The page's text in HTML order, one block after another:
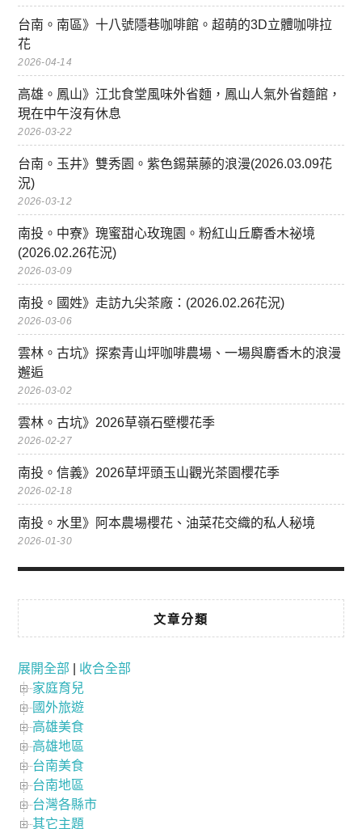
台南。南區》十八號隱巷咖啡館。超萌的3D立體咖啡拉
花
2026-04-14
高雄。鳳山》江北食堂風味外省麵，鳳山人氣外省麵館，
現在中午沒有休息
2026-03-22
台南。玉井》雙秀園。紫色錫葉藤的浪漫(2026.03.09花
況)
2026-03-12
南投。中寮》瑰蜜甜心玫瑰園。粉紅山丘麝香木祕境
(2026.02.26花況)
2026-03-09
南投。國姓》走訪九尖茶廠：(2026.02.26花況)
2026-03-06
雲林。古坑》探索青山坪咖啡農場、一場與麝香木的浪漫
邂逅
2026-03-02
雲林。古坑》2026草嶺石壁櫻花季
2026-02-27
南投。信義》2026草坪頭玉山觀光茶園櫻花季
2026-02-18
南投。水里》阿本農場櫻花、油菜花交織的私人秘境
2026-01-30
文章分類
展開全部
收合全部
家庭育兒
國外旅遊
高雄美食
高雄地區
台南美食
台南地區
台灣各縣市
其它主題